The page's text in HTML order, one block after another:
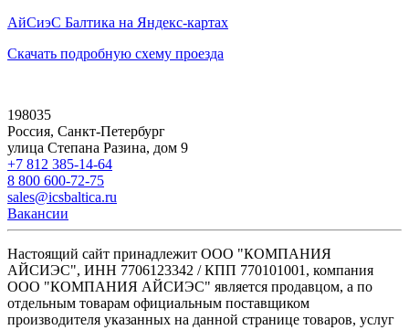
АйСиэС Балтика на Яндекс-картах
Скачать подробную схему проезда
198035
Россия, Санкт-Петербург
улица Степана Разина, дом 9
+7 812 385-14-64
8 800 600-72-75
sales@icsbaltica.ru
Вакансии
Настоящий сайт принадлежит ООО "КОМПАНИЯ
АЙСИЭС", ИНН 7706123342 / КПП 770101001, компания
ООО "КОМПАНИЯ АЙСИЭС" является продавцом, а по
отдельным товарам официальным поставщиком
производителя указанных на данной странице товаров, услуг